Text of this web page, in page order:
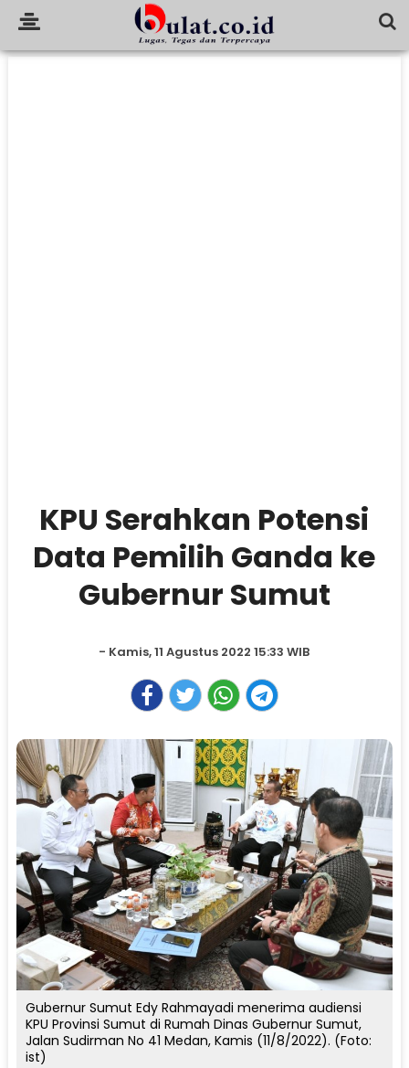
KPU Serahkan Potensi
Data Pemilih Ganda ke
Gubernur Sumut
- Kamis, 11 Agustus 2022 15:33 WIB
Gubernur Sumut Edy Rahmayadi menerima audiensi
KPU Provinsi Sumut di Rumah Dinas Gubernur Sumut,
Jalan Sudirman No 41 Medan, Kamis (11/8/2022). (Foto:
ist)